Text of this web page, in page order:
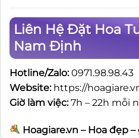
Liên Hệ Đặt Hoa
Nam Định
Hotline/Zalo:0971.98.98.43
Website: https://
Giờ làm việc:7h – 22h mỗi
Hoagiare.vn – Hoa đẹp